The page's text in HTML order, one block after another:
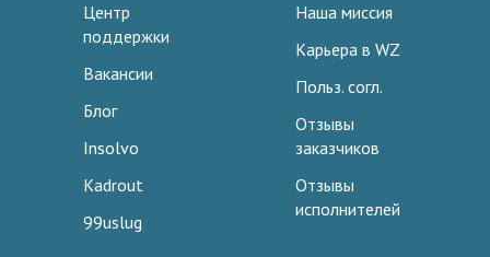
Центр
поддержки
Вакансии
Блог
Insolvo
Kadrout
99uslug
Наша миссия
Карьера в WZ
Польз. согл.
Отзывы
заказчиков
Отзывы
исполнителей